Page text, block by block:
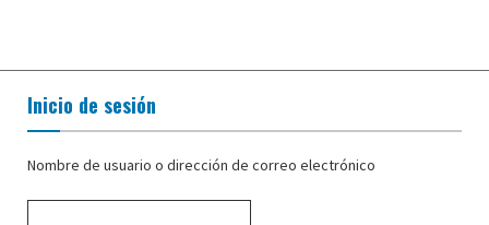
Inicio de sesión
Nombre de usuario o dirección de correo electrónico